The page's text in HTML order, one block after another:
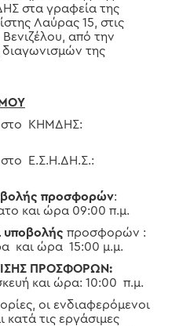
στα γραφεία της
Λαύρας 15, στις
από την
διαγωνισμών της
στο ΚΗΜΔΗΣ:
στο Ε.Σ.Η.ΔΗ.Σ.:
προσφορών:
και ώρα 09:00 π.μ.
υποβολής προσφορών :
και ώρα 15:00 μ.μ.
ΠΡΟΣΦΟΡΩΝ:
και ώρα: 10:00 π.μ.
οι ενδιαφερόμενοι
τις εργάσιμες